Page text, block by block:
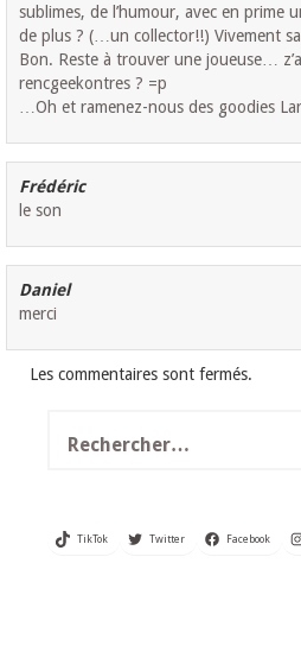
sublimes, de l’humour, avec en prime
de plus ? (…un collector!!) Vivement
Bon. Reste à trouver une joueuse…
rencgeekontres ? =p
…Oh et ramenez-nous des goodies
Frédéric
le son
Daniel
merci
Les commentaires sont fermés.
TikTok Twitter Facebook